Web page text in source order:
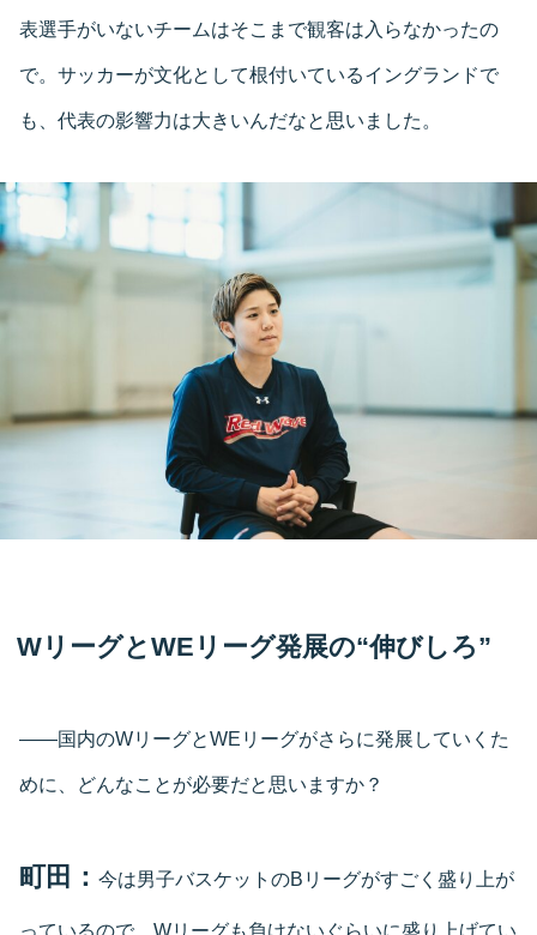
表選手がいないチームはそこまで観客は入らなかったの
で。サッカーが文化として根付いているイングランドで
も、代表の影響力は大きいんだなと思いました。
WリーグとWEリーグ発展の“伸びしろ”
――国内のWリーグとWEリーグがさらに発展していくた
めに、どんなことが必要だと思いますか？
町田： 今は男子バスケットのBリーグがすごく盛り上が